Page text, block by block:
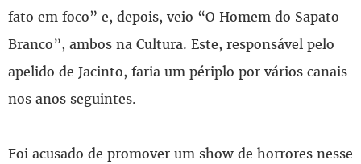
fato em foco” e, depois, veio “O Homem do Sapato
Branco”, ambos na Cultura. Este, responsável pelo
apelido de Jacinto, faria um périplo por vários canais
nos anos seguintes.
Foi acusado de promover um show de horrores nesse